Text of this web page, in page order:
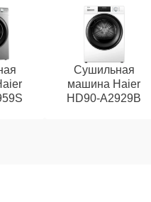
Сушильная
машина Haier
HD90-A2929B